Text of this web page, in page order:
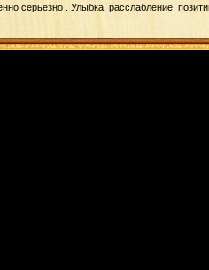
серьезно . Улыбка, расслабление,